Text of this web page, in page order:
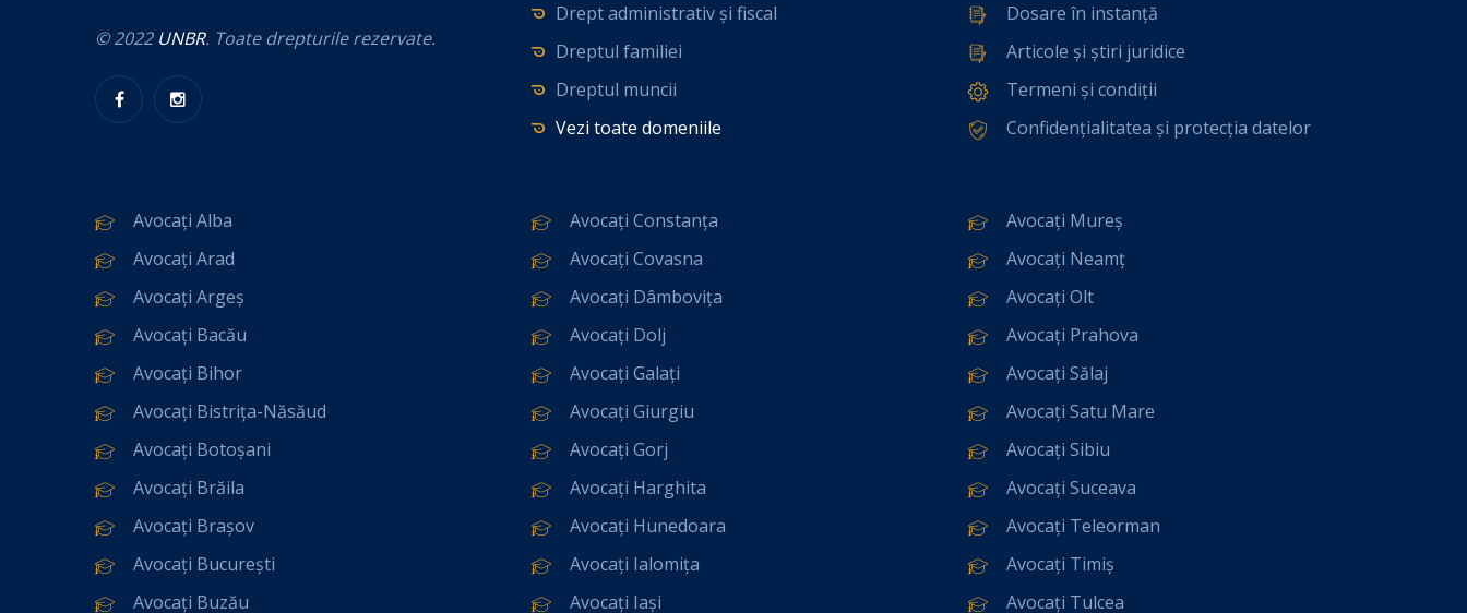
© 2022 UNBR. Toate drepturile rezervate.
Drept administrativ și fiscal
Dreptul familiei
Dreptul muncii
Vezi toate domeniile
Dosare în instanță
Articole și știri juridice
Termeni și condiții
Confidențialitatea și protecția datelor
Avocați Alba
Avocați Arad
Avocați Argeș
Avocați Bacău
Avocați Bihor
Avocați Bistrița-Năsăud
Avocați Botoșani
Avocați Brăila
Avocați Brașov
Avocați București
Avocați Buzău
Avocați Constanța
Avocați Covasna
Avocați Dâmbovița
Avocați Dolj
Avocați Galați
Avocați Giurgiu
Avocați Gorj
Avocați Harghita
Avocați Hunedoara
Avocați Ialomița
Avocați Iași
Avocați Mureș
Avocați Neamț
Avocați Olt
Avocați Prahova
Avocați Sălaj
Avocați Satu Mare
Avocați Sibiu
Avocați Suceava
Avocați Teleorman
Avocați Timiș
Avocați Tulcea